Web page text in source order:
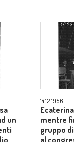
un
14.12.1956
mentre
gruppo
al